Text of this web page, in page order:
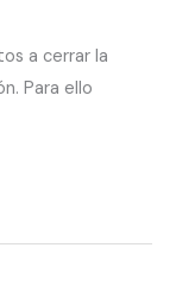
a cerrar la
Para ello